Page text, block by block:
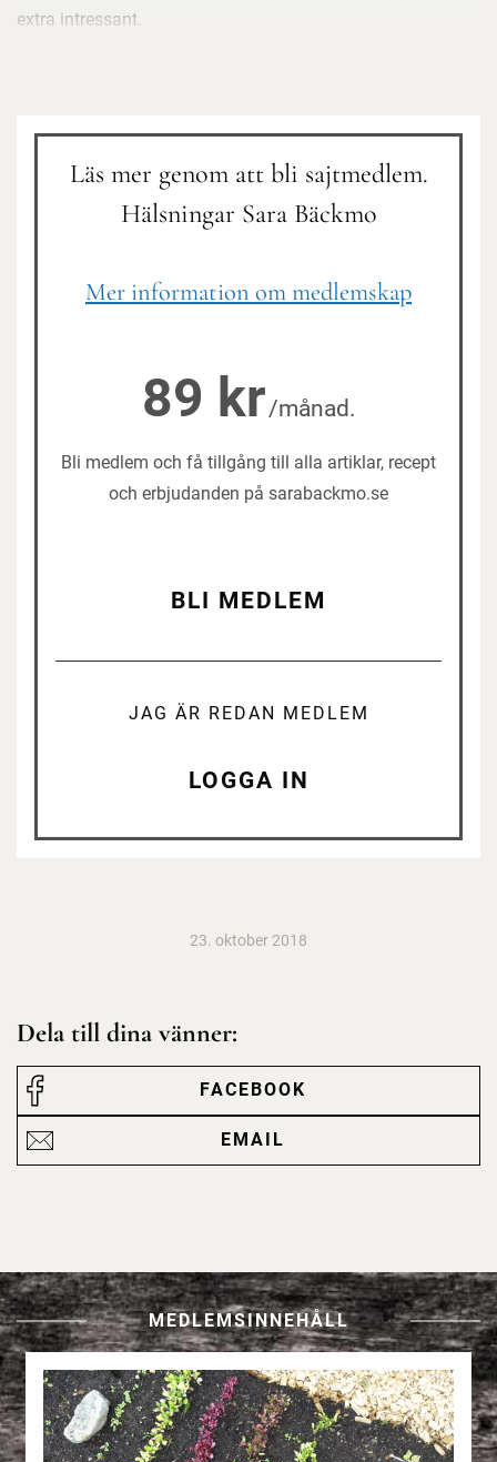
extra intressant.
Läs mer genom att bli sajtmedlem.
Hälsningar Sara Bäckmo
Mer information om medlemskap
89 kr/månad.
Bli medlem och få tillgång till alla artiklar, recept
och erbjudanden på sarabackmo.se
BLI MEDLEM
JAG ÄR REDAN MEDLEM
LOGGA IN
23. oktober 2018
Dela till dina vänner:
FACEBOOK
EMAIL
MEDLEMSINNEHÅLL